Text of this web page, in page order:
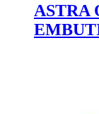
ASTRA